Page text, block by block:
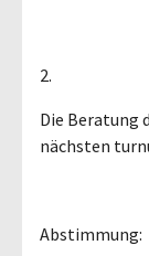
2.
Die Beratung
nächsten
Abstimmung: